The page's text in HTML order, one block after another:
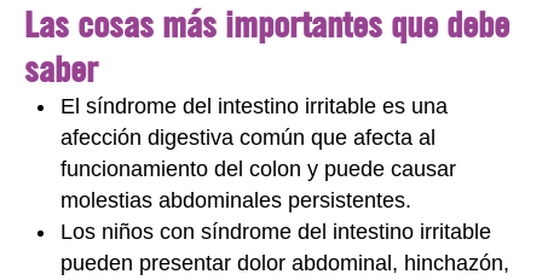
Las cosas más importantes que debe
saber
El síndrome del intestino irritable es una
afección digestiva común que afecta al
funcionamiento del colon y puede causar
molestias abdominales persistentes.
Los niños con síndrome del intestino irritable
pueden presentar dolor abdominal, hinchazón,